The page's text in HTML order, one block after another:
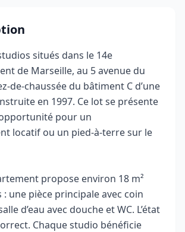
situés dans le 14e
de Marseille, au 5 avenue du
de-chaussée du bâtiment C d’une
en 1997. Ce lot se présente
pour un
locatif ou un pied-à-terre sur le
propose environ 18 m²
: une pièce principale avec coin
d’eau avec douche et WC. L’état
Chaque studio bénéficie